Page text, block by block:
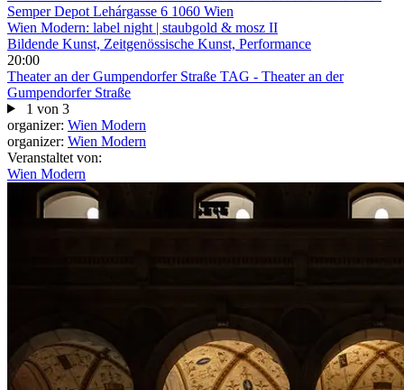
Semper Depot Lehárgasse 6 1060 Wien
Wien Modern: label night | staubgold & mosz II
Bildende Kunst, Zeitgenössische Kunst, Performance
20:00
Theater an der Gumpendorfer Straße TAG - Theater an der
Gumpendorfer Straße
1 von 3
organizer: Wien Modern
organizer: Wien Modern
Veranstaltet von:
Wien Modern